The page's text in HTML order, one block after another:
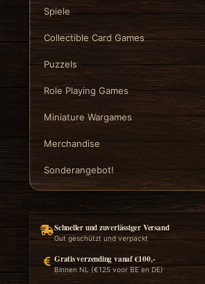
Spiele
Collectible Card Games
Puzzels
Role Playing Games
Miniature Wargames
Merchandise
Sonderangebot!
Schneller und zuverlässiger Versand
Gut geschützt und verpackt
Gratis verzending vanaf €100,-
Binnen NL (€125 voor BE en DE)